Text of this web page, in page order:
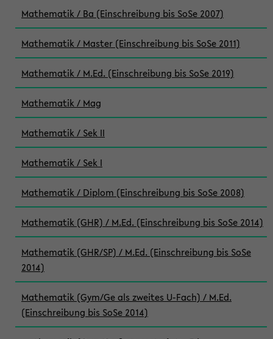
Mathematik / Ba (Einschreibung bis SoSe 2007)
Mathematik / Master (Einschreibung bis SoSe 2011)
Mathematik / M.Ed. (Einschreibung bis SoSe 2019)
Mathematik / Mag
Mathematik / Sek II
Mathematik / Sek I
Mathematik / Diplom (Einschreibung bis SoSe 2008)
Mathematik (GHR) / M.Ed. (Einschreibung bis SoSe 2014)
Mathematik (GHR/SP) / M.Ed. (Einschreibung bis SoSe
2014)
Mathematik (Gym/Ge als zweites U-Fach) / M.Ed.
(Einschreibung bis SoSe 2014)